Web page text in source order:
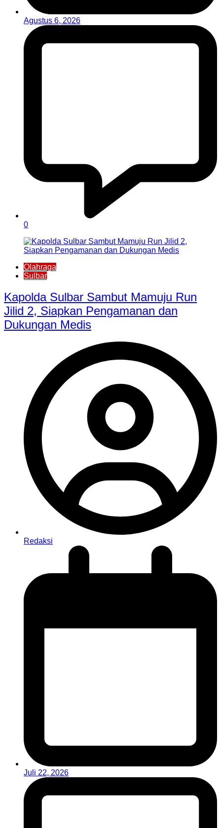
Agustus 6, 2026
0
Olahraga
Sulbar
Kapolda Sulbar Sambut Mamuju Run
Jilid 2, Siapkan Pengamanan dan
Dukungan Medis
Redaksi
Juli 22, 2026